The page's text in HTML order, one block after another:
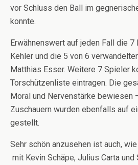
vor Schluss den Ball im
konnte.
Erwähnenswert auf jeden Fall die
Kehler und die 5 von 6
Matthias Esser. Weitere 7 Spieler
Torschützenliste eintragen. Die
Moral und Nervenstärke bewiesen
Zuschauern wurden ebenfalls auf
gestellt.
Sehr schön anzusehen ist auch,
mit Kevin Schäpe, Julius Carta